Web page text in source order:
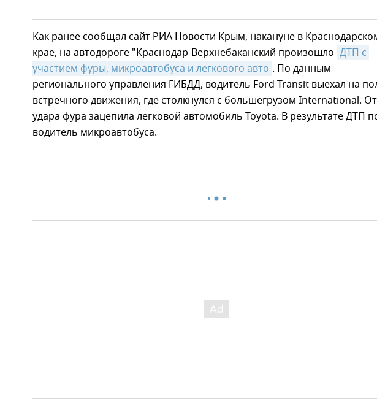
Как ранее сообщал сайт РИА Новости Крым, накануне в
крае, на автодороге "Краснодар-Верхнебаканский произошло ДТП с
участием фуры, микроавтобуса и легкового авто . По данным
регионального управления ГИБДД, водитель Ford Transit выехал на
встречного движения, где столкнулся с большегрузом International. От
удара фура зацепила легковой автомобиль Toyota. В результате ДТП
водитель микроавтобуса.